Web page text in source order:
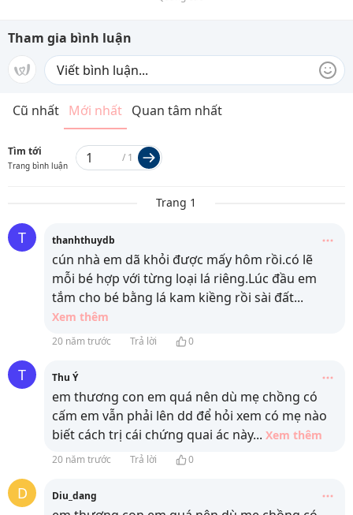
Tham gia bình luận
Cũ nhất Mới nhất Quan tâm nhất
Tìm tới
Trang bình luận
/ 1
Trang 1
T thanhthuydb
cún nhà em dã khỏi được mấy hôm rồi.có lẽ
mỗi bé hợp với từng loại lá riêng.Lúc đầu em
tắm cho bé bằng lá kam kiềng rồi sài đất...
Xem thêm
20 năm trước Trả lời 0
T Thu Ý
em thương con em quá nên dù mẹ chồng có
cấm em vẫn phải lên dd để hỏi xem có mẹ nào
biết cách trị cái chứng quai ác này... Xem thêm
20 năm trước Trả lời 0
D Diu_dang